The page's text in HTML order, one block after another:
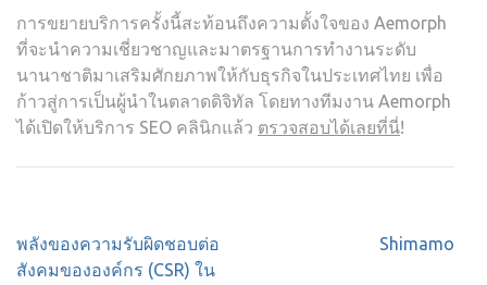
การขยายบริการครั้งนี้สะท้อนถึงความตั้งใจของ Aemorph
ที่จะนำความเชี่ยวชาญและมาตรฐานการทำงานระดับ
นานาชาติมาเสริมศักยภาพให้กับธุรกิจในประเทศไทย เพื่อ
ก้าวสู่การเป็นผู้นำในตลาดดิจิทัล โดยทางทีมงาน Aemorph
ได้เปิดให้บริการ SEO คลินิกแล้ว ตรวจสอบได้เลยที่นี่!
Post
navigation
พลังของความรับผิดชอบต่อ
สังคมขององค์กร (CSR) ใน
Shimamo